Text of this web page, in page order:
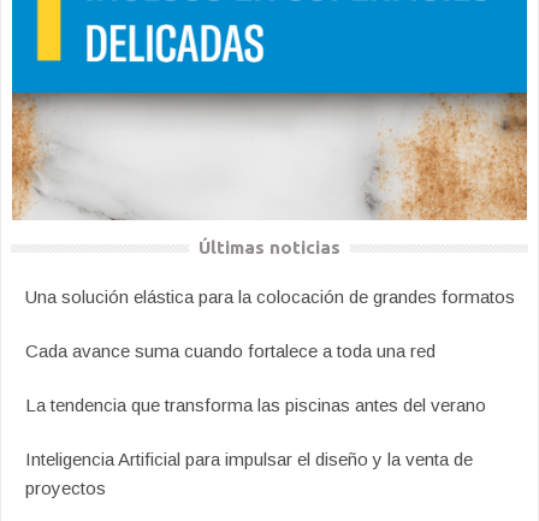
Últimas noticias
Una solución elástica para la colocación de grandes formatos
Cada avance suma cuando fortalece a toda una red
La tendencia que transforma las piscinas antes del verano
Inteligencia Artificial para impulsar el diseño y la venta de
proyectos